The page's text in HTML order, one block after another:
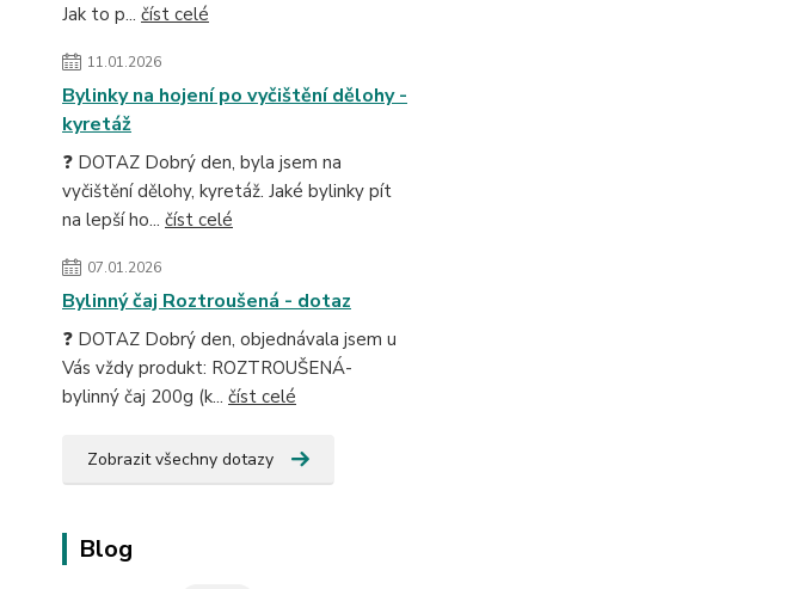
Jak to p... číst celé
11.01.2026
Bylinky na hojení po vyčištění dělohy -
kyretáž
❓ DOTAZ Dobrý den, byla jsem na
vyčištění dělohy, kyretáž. Jaké bylinky pít
na lepší ho... číst celé
07.01.2026
Bylinný čaj Roztroušená - dotaz
❓ DOTAZ Dobrý den, objednávala jsem u
Vás vždy produkt: ROZTROUŠENÁ-
bylinný čaj 200g (k... číst celé
Zobrazit všechny dotazy
Blog